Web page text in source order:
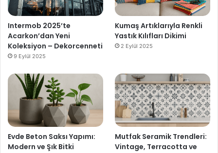
Intermob 2025’te
Acarkon’dan Yeni
Koleksiyon – Dekorcenneti
9 Eylül 2025
Kumaş Artıklarıyla Renkli
Yastık Kılıfları Dikimi
2 Eylül 2025
Evde Beton Saksı Yapımı:
Modern ve Şık Bitki
Mutfak Seramik Trendleri:
Vintage, Terracotta ve